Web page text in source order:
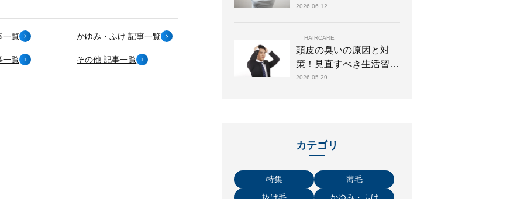
一覧 かゆみ・ふけ 記事一覧
一覧 その他 記事一覧
別の対策、治療法を解説
2026.06.12
頭皮の臭いの原因と対
策！見直すべき生活習慣
や正しい洗い方を解説
2026.05.29
HAIRCARE
カテゴリ
特集
薄毛